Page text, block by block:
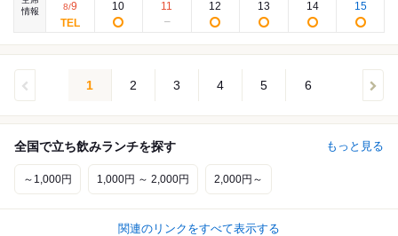
情報
8/9 10 11 12 13 14 15
1 2 3 4 5 6
全国で立ち飲みランチを探す もっと見る
～1,000円 1,000円 ～ 2,000円 2,000円～
関連のリンクをすべて表示する